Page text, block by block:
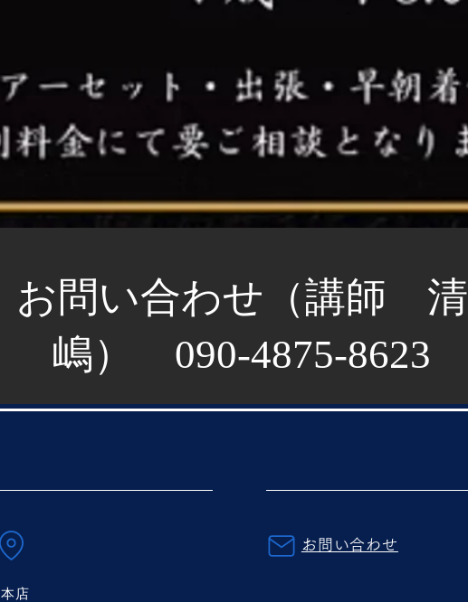
お問い合わせ（講師 清
嶋） 090-4875-8623
本店
お問い合わせ